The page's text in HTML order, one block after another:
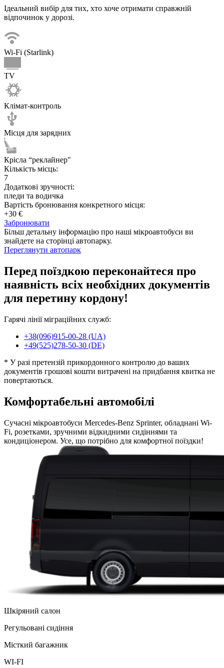
Ідеальний вибір для тих, хто хоче отримати справжній
відпочинок у дорозі.
Wi-Fi (Starlink)
TV
Клімат-контроль
Місця для зарядних
Крісла “реклайнер"
Кількість місць:
7
Додаткові зручності:
пледи та водичка
Вартість бронювання конкретного місця:
+30 €
Забронювати
Більш детальну інформацію про наші мікроавтобуси ви
знайдете на сторінці автопарку.
Переглянути автопарк
Перед поїздкою переконайтеся про
наявність всіх необхідних документів
для перетину кордону!
Гарячі лінії міграційних служб:
+38(096)915-00-28 (UA)
+49(525)278-50-30 (DE)
* У разі претензій прикордонного контролю до ваших
документів грошові кошти витрачені на придбання квитка не
повертаються.
Комфортабельні автомобілі
Сучасні мікроавтобуси Mercedes-Benz Sprinter, обладнані Wi-
Fi, розетками, зручними відкидними сидіннями та
кондиціонером. Усе, що потрібно для комфортної поїздки!
Шкіряний салон
Регульованi сидіння
Місткий багажник
WI-FI